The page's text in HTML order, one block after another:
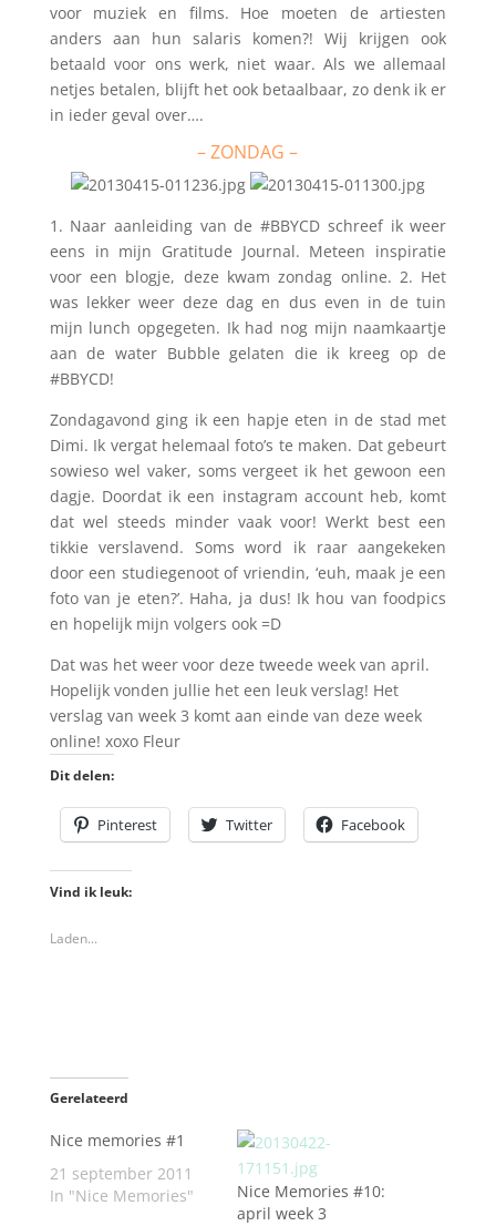
voor muziek en films. Hoe moeten de artiesten
anders aan hun salaris komen?! Wij krijgen ook
betaald voor ons werk, niet waar. Als we allemaal
netjes betalen, blijft het ook betaalbaar, zo denk ik er
in ieder geval over….
– ZONDAG –
1. Naar aanleiding van de #BBYCD schreef ik weer
eens in mijn Gratitude Journal. Meteen inspiratie
voor een blogje, deze kwam zondag online. 2. Het
was lekker weer deze dag en dus even in de tuin
mijn lunch opgegeten. Ik had nog mijn naamkaartje
aan de water Bubble gelaten die ik kreeg op de
#BBYCD!
Zondagavond ging ik een hapje eten in de stad met
Dimi. Ik vergat helemaal foto’s te maken. Dat gebeurt
sowieso wel vaker, soms vergeet ik het gewoon een
dagje. Doordat ik een instagram account heb, komt
dat wel steeds minder vaak voor! Werkt best een
tikkie verslavend. Soms word ik raar aangekeken
door een studiegenoot of vriendin, ‘euh, maak je een
foto van je eten?’. Haha, ja dus! Ik hou van foodpics
en hopelijk mijn volgers ook =D
Dat was het weer voor deze tweede week van april.
Hopelijk vonden jullie het een leuk verslag! Het
verslag van week 3 komt aan einde van deze week
online! xoxo Fleur
Dit delen:
Pinterest Twitter Facebook
Vind ik leuk:
Laden...
Gerelateerd
Nice memories #1
21 september 2011
In "Nice Memories"
Nice Memories #10:
april week 3